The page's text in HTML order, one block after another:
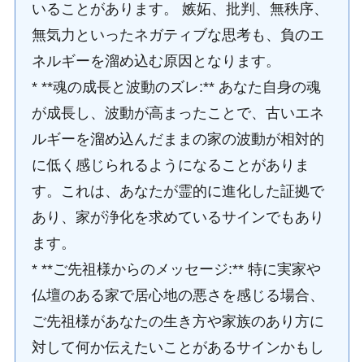
いることがあります。 嫉妬、批判、無秩序、
無気力といったネガティブな思考も、負のエ
ネルギーを溜め込む原因となります。
* **魂の成長と波動のズレ:** あなた自身の魂
が成長し、波動が高まったことで、古いエネ
ルギーを溜め込んだままの家の波動が相対的
に低く感じられるようになることがありま
す。これは、あなたが霊的に進化した証拠で
あり、家が浄化を求めているサインでもあり
ます。
* **ご先祖様からのメッセージ:** 特に実家や
仏壇のある家で居心地の悪さを感じる場合、
ご先祖様があなたの生き方や家族のあり方に
対して何か伝えたいことがあるサインかもし